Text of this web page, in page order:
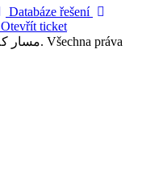
Databáze řešení
Otevřít ticket